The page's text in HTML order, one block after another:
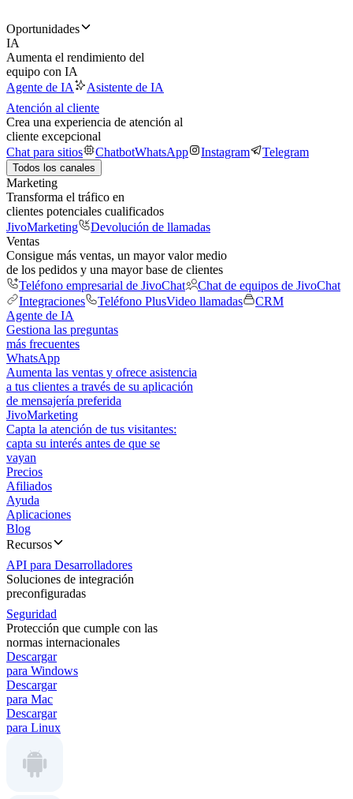
Oportunidades
IA
Aumenta el rendimiento del
equipo con IA
Agente de IA
Asistente de IA
Atención al cliente
Crea una experiencia de atención al
cliente excepcional
Chat para sitios
ChatbotWhatsApp Instagram Telegram
Todos los canales
Marketing
Transforma el tráfico en
clientes potenciales cualificados
JivoMarketing
Devolución de llamadas
Ventas
Consigue más ventas, un mayor valor medio
de los pedidos y una mayor base de clientes
Teléfono empresarial de JivoChat
Chat de equipos de JivoChat
Integraciones
Teléfono PlusVideo llamadas
CRM
Agente de IA
Gestiona las preguntas
más frecuentes
WhatsApp
Aumenta las ventas y ofrece asistencia
a tus clientes a través de su aplicación
de mensajería preferida
JivoMarketing
Capta la atención de tus visitantes:
capta su interés antes de que se
vayan
Precios
Afiliados
Ayuda
Aplicaciones
Blog
Recursos
API para Desarrolladores
Soluciones de integración
preconfiguradas
Seguridad
Protección que cumple con las
normas internacionales
Descargar
para Windows
Descargar
para Mac
Descargar
para Linux